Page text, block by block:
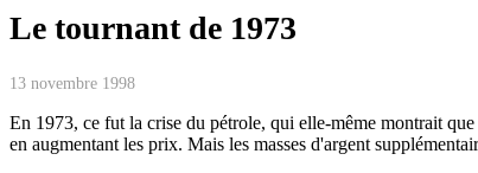
Le tournant de 1973
13 novembre 1998
En 1973, ce fut la crise du pétrole, qui elle-même montrait
en augmentant les prix. Mais les masses d'argent